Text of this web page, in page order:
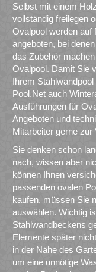
Selbst mit einem
vollständig freilegen
Ovalpool werden auf
angeboten, bei
das Zubehör
Ovalpool. Damit Sie
Ihrem
Pool.Net auch
Ausführungen für
Angeboten und
Mitarbeiter gerne zur
Sie denken schon
nach, wissen aber
können Ihnen
passenden ovalen
kaufen, müssen Sie
auswählen. Wichtig
Stahlwandbeckens
Elemente später
in der Nähe des
um eine unnötige